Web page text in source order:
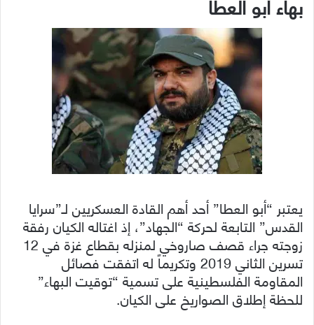
يعتبر “أبو العطا” أحد أهم القادة العسكريين لـ”سرايا
القدس” التابعة لحركة “الجهاد”، إذ اغتاله الكيان رفقة
زوجته جراء قصف صاروخي لمنزله بقطاع غزة في 12
تسرين الثاني 2019 وتكريماً له اتفقت فصائل
المقاومة الفلسطينية على تسمية “توقيت البهاء”
للحظة إطلاق الصواريخ على الكيان.